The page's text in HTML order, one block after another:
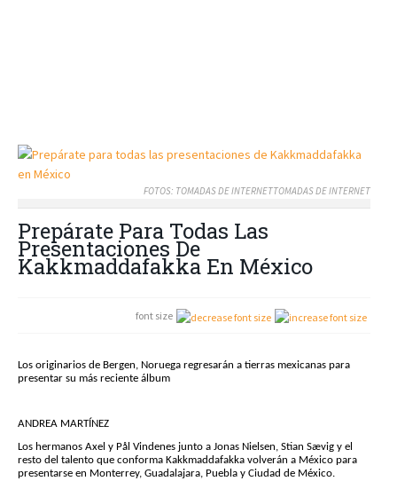
FOTOS: TOMADAS DE INTERNETTOMADAS DE INTERNET
Prepárate Para Todas Las
Presentaciones De
Kakkmaddafakka En México
font size
Los originarios de Bergen, Noruega regresarán a tierras mexicanas para
presentar su más reciente álbum
ANDREA MARTÍNEZ
Los hermanos Axel y Pål Vindenes junto a Jonas Nielsen, Stian Sævig y el
resto del talento que conforma Kakkmaddafakka volverán a México para
presentarse en Monterrey, Guadalajara, Puebla y Ciudad de México.